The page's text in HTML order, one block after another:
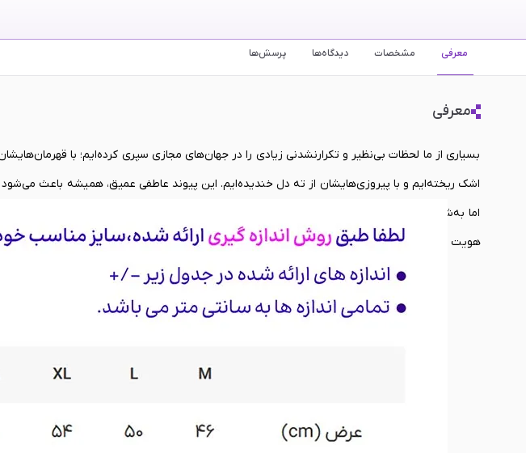
معرفی مشخصات دیدگاه‌ها پرسش‌ها
معرفی
بسیاری از ما لحظات بی‌نظیر و تکرارنشدنی زیادی را در جهان‌های مجازی سپری کرده‌ایم؛ با
اشک ریخته‌ایم و با پیروزی‌هایشان از ته دل خندیده‌ایم. این پیوند عاطفی عمیق، همیشه باعث می‌شود
اما به‌شدت ملموس را به زندگی واقعی‌مان دعوت کنیم و از داشتن یک نماد فیزیکی از آن خاطرات
هویت و علاقه‌ی خودمان را در دنیای بیرون از مانیتورها نیز زنده نگه داریم.